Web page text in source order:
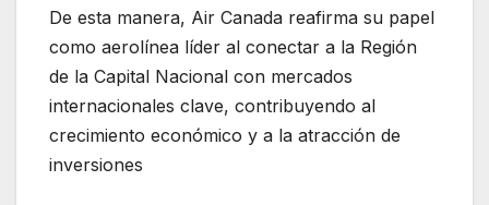
De esta manera, Air Canada reafirma su papel
como aerolínea líder al conectar a la Región
de la Capital Nacional con mercados
internacionales clave, contribuyendo al
crecimiento económico y a la atracción de
inversiones